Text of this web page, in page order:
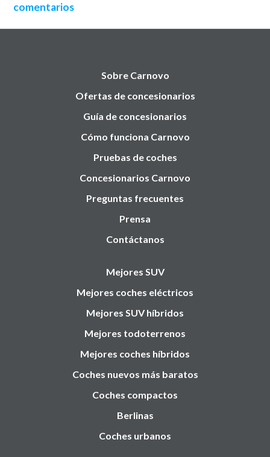
comentarios
Sobre Carnovo
Ofertas de concesionarios
Guía de concesionarios
Cómo funciona Carnovo
Pruebas de coches
Concesionarios Carnovo
Preguntas frecuentes
Prensa
Contáctanos
Mejores SUV
Mejores coches eléctricos
Mejores SUV híbridos
Mejores todoterrenos
Mejores coches híbridos
Coches nuevos más baratos
Coches compactos
Berlinas
Coches urbanos